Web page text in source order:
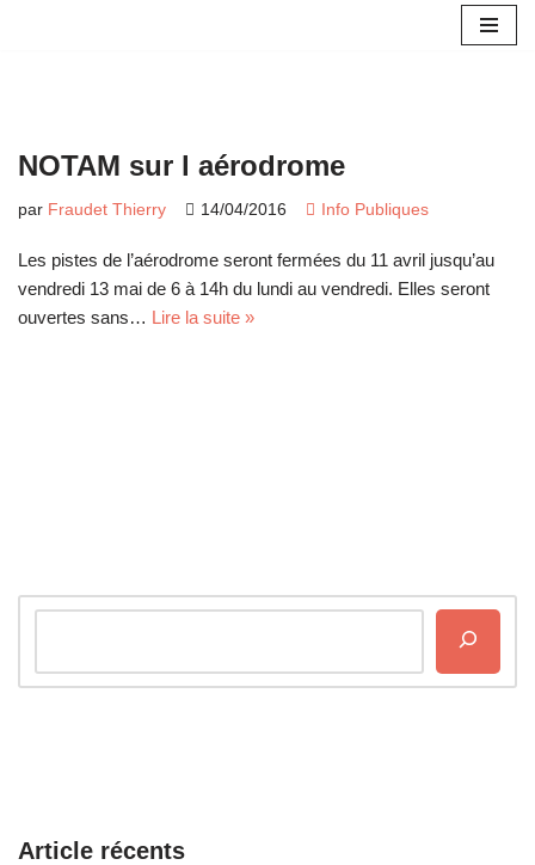
NOTAM sur l aérodrome
par Fraudet Thierry 14/04/2016 Info Publiques
Les pistes de l’aérodrome seront fermées du 11 avril jusqu’au
vendredi 13 mai de 6 à 14h du lundi au vendredi. Elles seront
ouvertes sans… Lire la suite »
Article récents